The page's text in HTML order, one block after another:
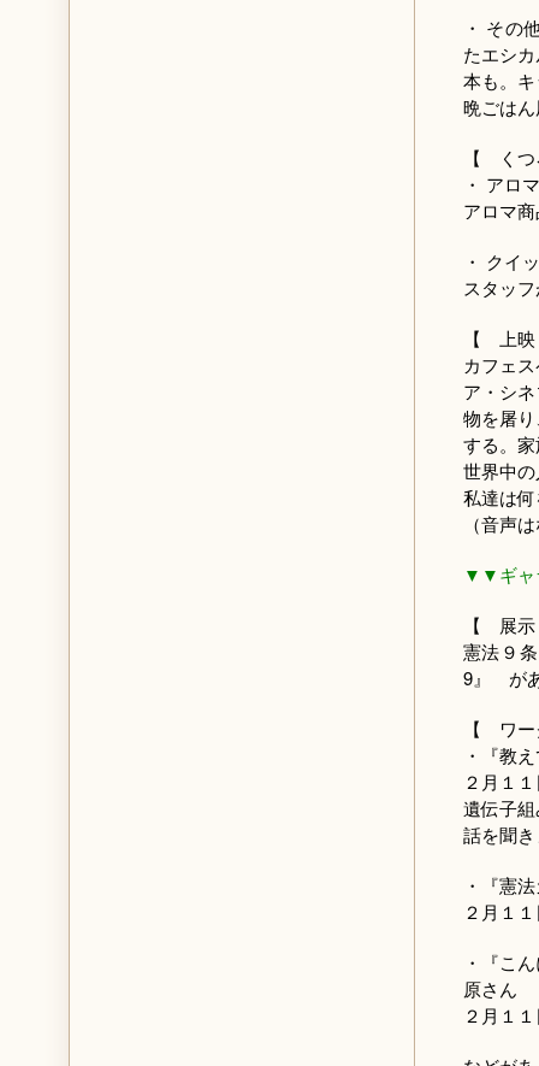
・ その
たエシ
本も。
晩ごは
【 く
・ アロ
アロマ
・ クイ
スタッ
【 上
カフェ
ア・シ
物を屠
する。
世界中
私達は
（音声
▼▼ギャ
【 展
憲法９
9』 が
【 ワ
・『教
２月１
遺伝子
話を聞
・『憲
２月１
・『こ
原さん
２月１